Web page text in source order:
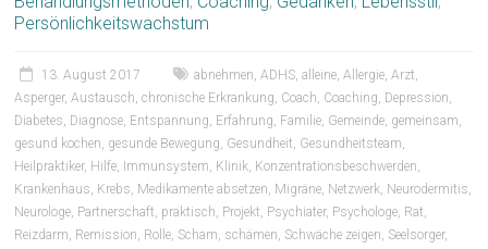
Persönlichkeitswachstum
13. August 2017 abnehmen,ADHS,alleine,Allergie,Arzt,
Asperger,Austausch,chronische Erkrankung, Coach, Coaching, Depression,
Diabetes, Diagnose, Entspannung, Erfahrung, Familie, Gemeinde, gemeinsam,
gesund kochen, gesunde Bewegung, Gesundheit, Gesundheitsteam,
Heilpraktiker, Hilfe, Immunsystem, Klinik, Konzentrationsbeschwerden,
Krankenhaus, Krebs, Medikamente absetzen, Migräne, Netzwerk, Neurodermitis,
Neurologe, Partnerschaft, praktisch, Projekt, Psychiater, Psychologe, Rat,
Reizdarm, Remission, Rolle, Scham, schämen, Schwäche zeigen, Seelsorger,